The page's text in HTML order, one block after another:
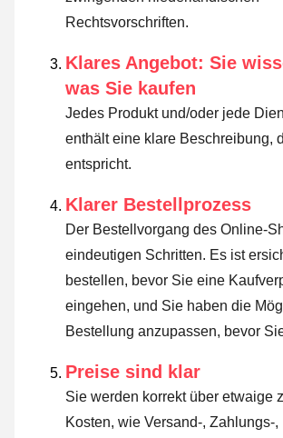
Rechtsvorschriften.
Klares Angebot: Sie
was Sie kaufen
Jedes Produkt und/oder jede
enthält eine klare Beschreibung,
entspricht.
Klarer Bestellprozess
Der Bestellvorgang des Online-
eindeutigen Schritten. Es ist
bestellen, bevor Sie eine
eingehen, und Sie haben die
Bestellung anzupassen, bevor
Preise sind klar
Sie werden korrekt über etwaige
Kosten, wie Versand-, Zahlungs-,